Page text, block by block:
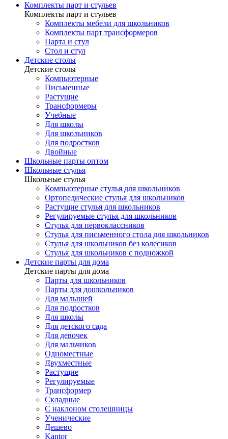
Комплекты парт и стульев
Комплекты парт и стульев
Комплекты мебели для школьников
Комплекты парт трансформеров
Парта и стул
Стол и стул
Детские столы
Детские столы
Компьютерные
Письменные
Растущие
Трансформеры
Учебные
Для школы
Для школьников
Для подростков
Двойные
Школьные парты оптом
Школьные стулья
Школьные стулья
Компьютерные стулья для школьников
Ортопедические стулья для школьников
Растущие стулья для школьников
Регулируемые стулья для школьников
Стулья для первоклассников
Стулья для письменного стола для школьников
Стулья для школьников без колесиков
Стулья для школьников с подножкой
Детские парты для дома
Детские парты для дома
Парты для школьников
Парты для дошкольников
Для малышей
Для подростков
Для школы
Для детского сада
Для девочек
Для мальчиков
Одноместные
Двухместные
Растущие
Регулируемые
Трансформер
Складные
С наклоном столешницы
Ученические
Дешево
Kantor